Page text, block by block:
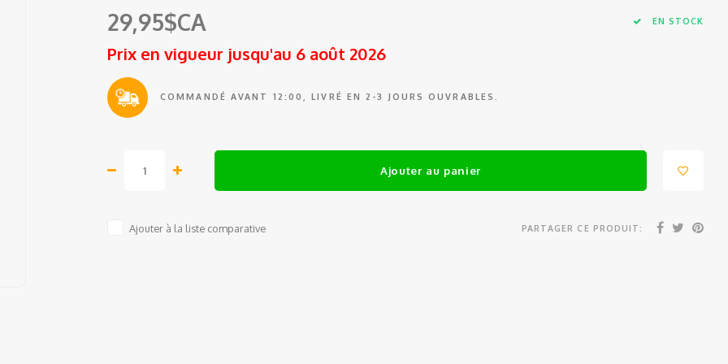
29,95$CA EN STOCK
Prix en vigueur jusqu'au 6 août 2026
COMMANDÉ AVANT 12:00, LIVRÉ EN 2-3 JOURS OUVRABLES.
Ajouter au panier
Ajouter à la liste comparative PARTAGER CE PRODUIT: